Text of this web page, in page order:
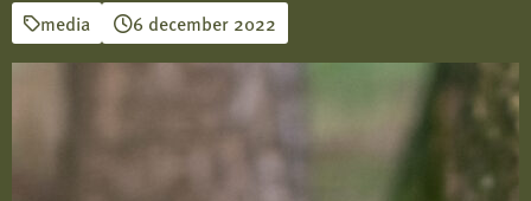
media 6 december 2022